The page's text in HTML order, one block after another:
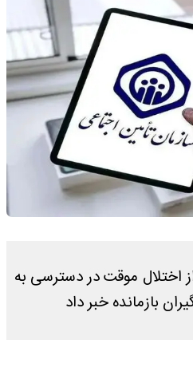
اختلال موقت در دسترسی به
بازمانده خبر داد